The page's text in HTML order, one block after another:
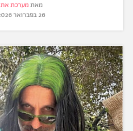
מאת מערכת את
26 בפברואר 2026